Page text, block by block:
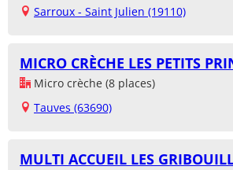
Sarroux - Saint Julien (19110)
MICRO CRÈCHE LES PETITS
Micro crèche (8 places)
Tauves (63690)
MULTI ACCUEIL LES